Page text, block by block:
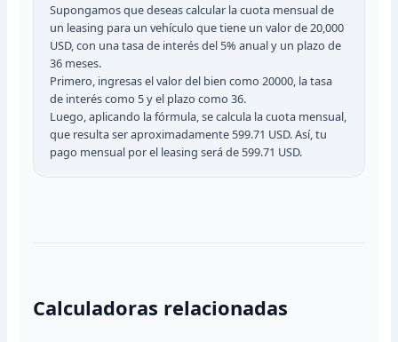
Supongamos que deseas calcular la cuota mensual de
un leasing para un vehículo que tiene un valor de 20,000
USD, con una tasa de interés del 5% anual y un plazo de
36 meses.
Primero, ingresas el valor del bien como 20000, la tasa
de interés como 5 y el plazo como 36.
Luego, aplicando la fórmula, se calcula la cuota mensual,
que resulta ser aproximadamente 599.71 USD. Así, tu
pago mensual por el leasing será de 599.71 USD.
Calculadoras relacionadas